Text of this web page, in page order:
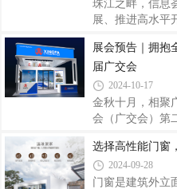
为纲、创新引领
产业链“链主”企
积极围绕产业链
珠江之畔，信息
展、推进高水平
发铝业作为广交
深挖外贸发展潜
为全球用户提供
以专业品质服务
风采，加速品牌
趋势变局而成长
领、匠心智造”
展会预告｜拥抱
届广交会
2024-10-17
金秋十月，相聚
会（广交会）第
放”为主题。兴
全球促发展，此
30,D13-14诚邀
选择高性能门窗
2024-09-28
门窗是建筑外立